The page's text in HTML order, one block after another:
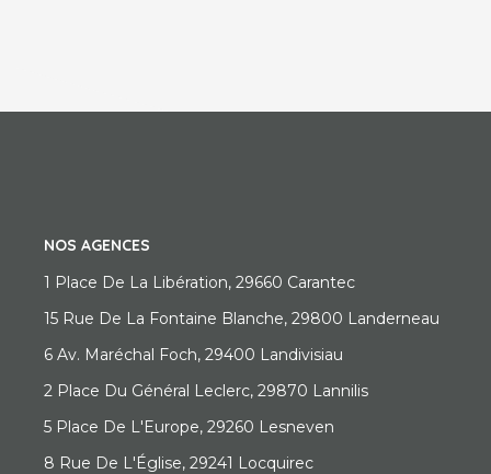
NOS AGENCES
1 Place De La Libération, 29660 Carantec
15 Rue De La Fontaine Blanche, 29800 Landerneau
6 Av. Maréchal Foch, 29400 Landivisiau
2 Place Du Général Leclerc, 29870 Lannilis
5 Place De L'Europe, 29260 Lesneven
8 Rue De L'Église, 29241 Locquirec